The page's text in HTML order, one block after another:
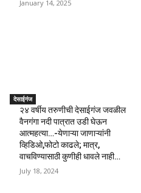
January 14, 2025
देसाईगंज
२४ वर्षीय तरुणीची देसाईगंज जवळील
वैनगंगा नदी पात्रात उडी घेऊन
आत्महत्या…-येणाऱ्या जाणाऱ्यांनी
व्हिडिओ,फोटो काढले; मात्र,
वाचविण्यासाठी कुणीही धावले नाही…
July 18, 2024